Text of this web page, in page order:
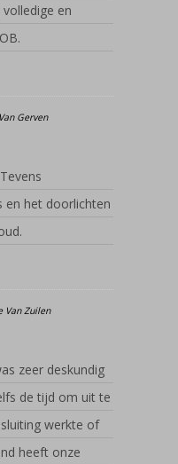
en
Gerven
en het doorlichten
Van Zuilen
zeer deskundig
de tijd om uit te
werkte of
heeft onze